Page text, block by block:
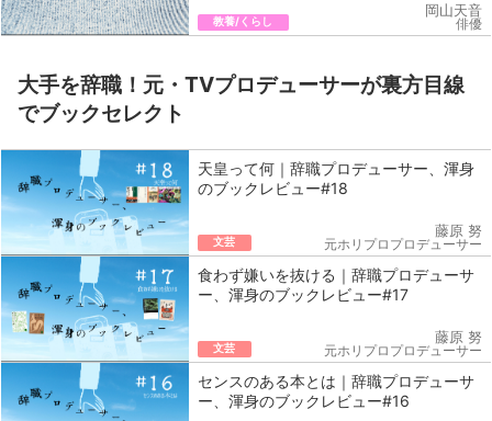
教養/くらし
岡山天音
俳優
大手を辞職！元・TVプロデューサーが裏方目線
でブックセレクト
天皇って何｜辞職プロデューサー、渾身
のブックレビュー#18
文芸
藤原 努
元ホリプロプロデューサー
食わず嫌いを抜ける｜辞職プロデューサ
ー、渾身のブックレビュー#17
文芸
藤原 努
元ホリプロプロデューサー
センスのある本とは｜辞職プロデューサ
ー、渾身のブックレビュー#16